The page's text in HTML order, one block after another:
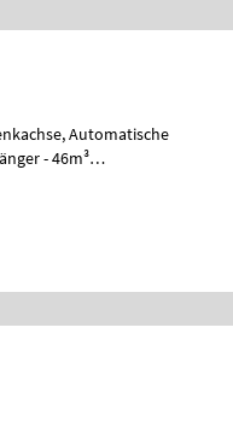
Automatische
46m³